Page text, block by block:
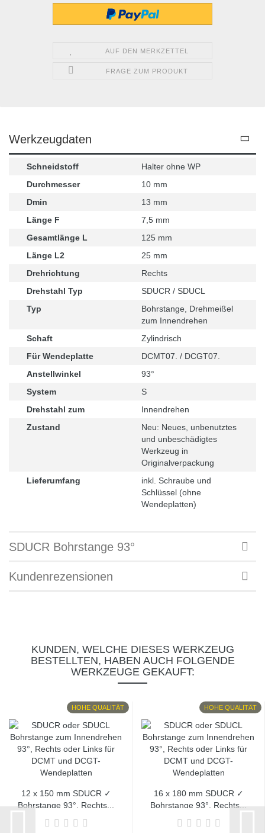
AUF DEN MERKZETTEL
FRAGE ZUM PRODUKT
Werkzeugdaten
Schneidstoff
Halter ohne WP
Durchmesser
10 mm
Dmin
13 mm
Länge F
7,5 mm
Gesamtlänge L
125 mm
Länge L2
25 mm
Drehrichtung
Rechts
Drehstahl Typ
SDUCR / SDUCL
Typ
Bohrstange, Drehmeißel
zum Innendrehen
Schaft
Zylindrisch
Für Wendeplatte
DCMT07. / DCGT07.
Anstellwinkel
93°
System
S
Drehstahl zum
Innendrehen
Zustand
Neu: Neues, unbenutztes
und unbeschädigtes
Werkzeug in
Originalverpackung
Lieferumfang
inkl. Schraube und
Schlüssel (ohne
Wendeplatten)
SDUCR Bohrstange 93°
Kundenrezensionen
KUNDEN, WELCHE DIESES WERKZEUG
BESTELLTEN, HABEN AUCH FOLGENDE
WERKZEUGE GEKAUFT:
HOHE QUALITÄT
12 x 150 mm SDUCR ✓
Bohrstange 93°, Rechts...
HOHE QUALITÄT
16 x 180 mm SDUCR ✓
Bohrstange 93°, Rechts...